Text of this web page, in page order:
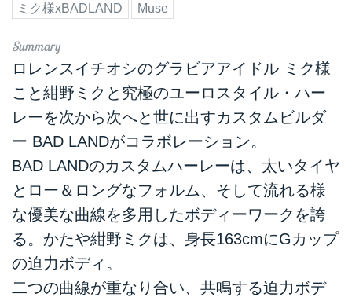
ミク様xBADLAND
Muse
ロレンスイチオシのグラビアアイドル ミク様
こと紺野ミクと究極のユーロスタイル・ハー
レーを次から次へと世に出すカスタムビルダ
ー BAD LANDがコラボレーション。
BAD LANDのカスタムハーレーは、太いタイヤ
とロー＆ロングなフォルム、そして流れる様
な優美な曲線を多用したボディーワークを誇
る。かたや紺野ミクは、身長163cmにGカップ
の迫力ボディ。
二つの曲線が重なり合い、共鳴する迫力ボデ